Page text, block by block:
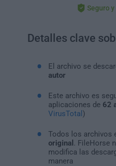
Seguro
Detalles clave
El archivo se
autor
Este archivo es
aplicaciones de 62
VirusTotal )
Todos los archivos
original
. FileHorse
modifica las
manera